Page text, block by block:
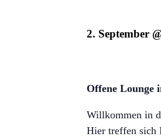
2. September
Offene Lounge
Willkommen in
Hier treffen sich